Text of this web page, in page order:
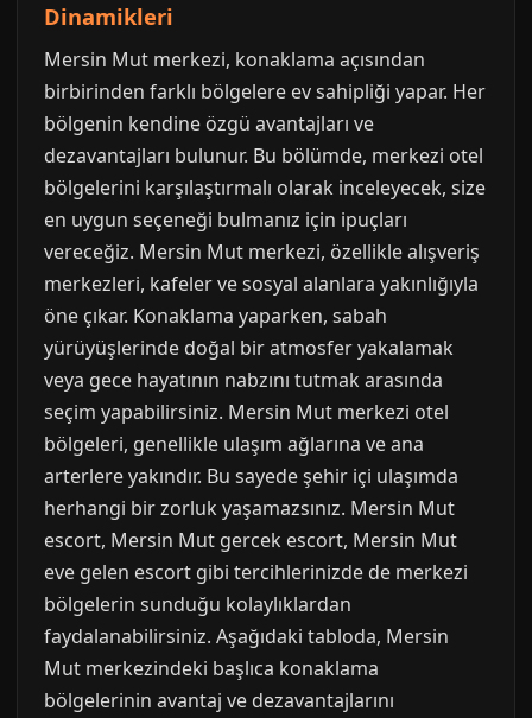
Dinamikleri
Mersin Mut merkezi, konaklama açısından
birbirinden farklı bölgelere ev sahipliği yapar. Her
bölgenin kendine özgü avantajları ve
dezavantajları bulunur. Bu bölümde, merkezi otel
bölgelerini karşılaştırmalı olarak inceleyecek, size
en uygun seçeneği bulmanız için ipuçları
vereceğiz. Mersin Mut merkezi, özellikle alışveriş
merkezleri, kafeler ve sosyal alanlara yakınlığıyla
öne çıkar. Konaklama yaparken, sabah
yürüyüşlerinde doğal bir atmosfer yakalamak
veya gece hayatının nabzını tutmak arasında
seçim yapabilirsiniz. Mersin Mut merkezi otel
bölgeleri, genellikle ulaşım ağlarına ve ana
arterlere yakındır. Bu sayede şehir içi ulaşımda
herhangi bir zorluk yaşamazsınız. Mersin Mut
escort, Mersin Mut gercek escort, Mersin Mut
eve gelen escort gibi tercihlerinizde de merkezi
bölgelerin sunduğu kolaylıklardan
faydalanabilirsiniz. Aşağıdaki tabloda, Mersin
Mut merkezindeki başlıca konaklama
bölgelerinin avantaj ve dezavantajlarını